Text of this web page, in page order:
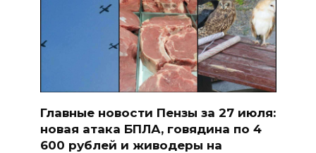
Главные новости Пензы за 27 июля:
новая атака БПЛА, говядина по 4
600 рублей и живодеры на